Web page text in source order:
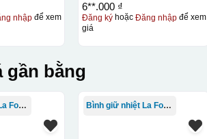
nhậpđể xem
6**.000 ₫
Đăng ký hoặcĐăng nhập để xem
giá
gần bằng
Bình giữ nhiệt La Fonte Bình giữ nhiệt La Fonte